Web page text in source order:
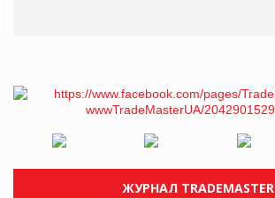
ЖУРНАЛ TRADEMASTER